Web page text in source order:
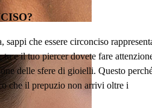
che essere circonciso
e il tuo piercer dovete fare
delle sfere di gioielli. Questo
che il prepuzio non arrivi oltre i